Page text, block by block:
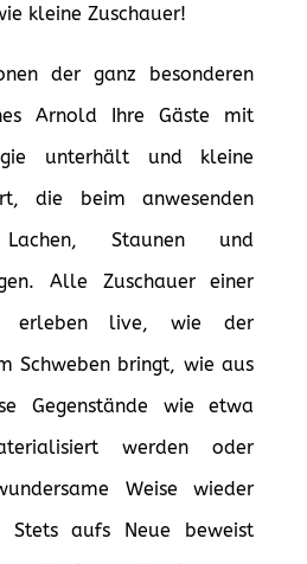
kleine Zuschauer!
der ganz besonderen
Arnold Ihre Gäste mit
unterhält und kleine
die beim anwesenden
Staunen und
Alle Zuschauer einer
erleben live, wie der
Schweben bringt, wie aus
Gegenstände wie etwa
werden oder
Weise wieder
Stets aufs Neue beweist